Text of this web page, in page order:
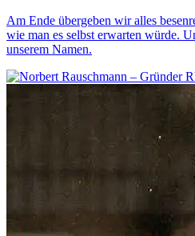
Am Ende übergeben wir alles
wie man es selbst erwarten würde.
unserem Namen.